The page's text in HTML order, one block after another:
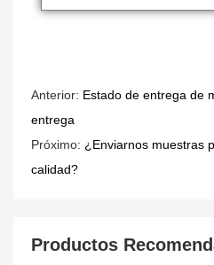
Anterior: Estado de entrega de
entrega
Próximo: ¿Enviarnos muestras
calidad?
Productos